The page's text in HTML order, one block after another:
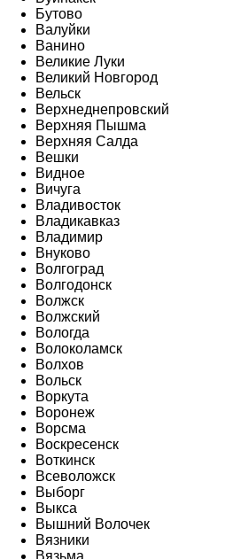
Бутово
Валуйки
Ванино
Великие Луки
Великий Новгород
Вельск
Верхнеднепровский
Верхняя Пышма
Верхняя Салда
Вешки
Видное
Вичуга
Владивосток
Владикавказ
Владимир
Внуково
Волгоград
Волгодонск
Волжск
Волжский
Вологда
Волоколамск
Волхов
Вольск
Воркута
Воронеж
Ворсма
Воскресенск
Воткинск
Всеволожск
Выборг
Выкса
Вышний Волочек
Вязники
Вязьма